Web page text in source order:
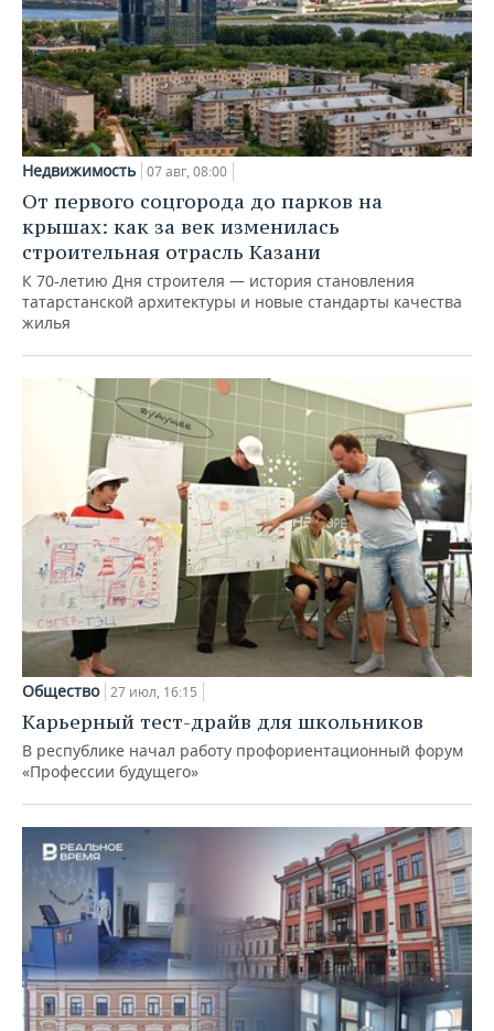
Недвижимость 07 авг, 08:00
От первого соцгорода до парков на
крышах: как за век изменилась
строительная отрасль Казани
К 70-летию Дня строителя — история становления
татарстанской архитектуры и новые стандарты качества
жилья
Общество 27 июл, 16:15
Карьерный тест-драйв для школьников
В республике начал работу профориентационный форум
«Профессии будущего»